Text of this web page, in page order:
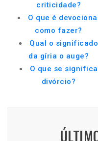
criticidade?
O que é
como fazer?
Qual o significado
da gíria o auge?
O que se significa
divórcio?